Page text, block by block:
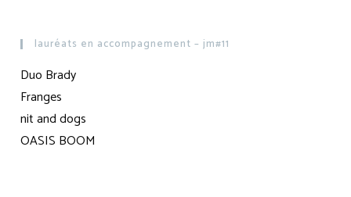
lauréats en accompagnement – jm#11
Duo Brady
Franges
nit and dogs
OASIS BOOM